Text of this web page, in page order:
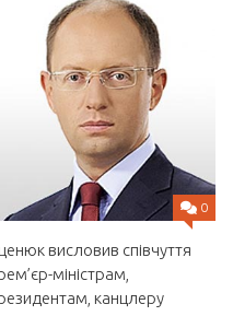
0
висловив співчуття
міністрам,
канцлеру